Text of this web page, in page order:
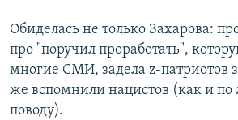
Обиделась не только Захарова:
про "поручил проработать",
многие СМИ, задела z-патриотов
же вспомнили нацистов (как и по
поводу).